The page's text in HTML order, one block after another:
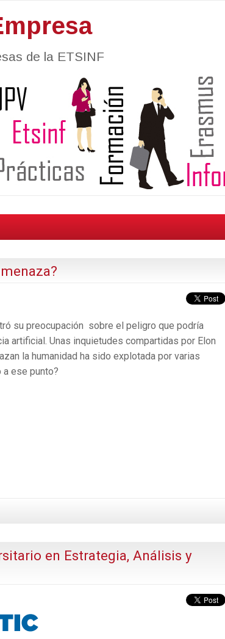
de la ETSINF
su preocupación sobre el peligro que podría
artificial. Unas inquietudes compartidas por Elon
la humanidad ha sido explotada por varias
ese punto?
en Estrategia, Análisis y